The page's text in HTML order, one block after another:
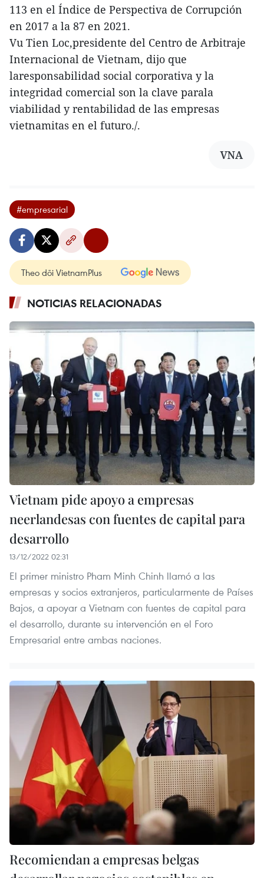
113 en el Índice de Perspectiva de Corrupción
en 2017 a la 87 en 2021.
Vu Tien Loc,presidente del Centro de Arbitraje
Internacional de Vietnam, dijo que
laresponsabilidad social corporativa y la
integridad comercial son la clave parala
viabilidad y rentabilidad de las empresas
vietnamitas en el futuro./.
VNA
#empresarial
Theo dõi VietnamPlus
NOTICIAS RELACIONADAS
Vietnam pide apoyo a empresas
neerlandesas con fuentes de capital para
desarrollo
13/12/2022 02:31
El primer ministro Pham Minh Chinh llamó a las
empresas y socios extranjeros, particularmente de Países
Bajos, a apoyar a Vietnam con fuentes de capital para
el desarrollo, durante su intervención en el Foro
Empresarial entre ambas naciones.
Recomiendan a empresas belgas